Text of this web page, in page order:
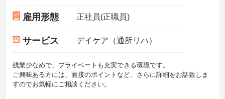
雇用形態 正社員(正職員)
サービス デイケア（通所リハ）
残業少なめで、プライベートも充実できる環境です。
ご興味ある方には、面接のポイントなど、さらに詳細をお話致しま
すのでお気軽にご相談ください。